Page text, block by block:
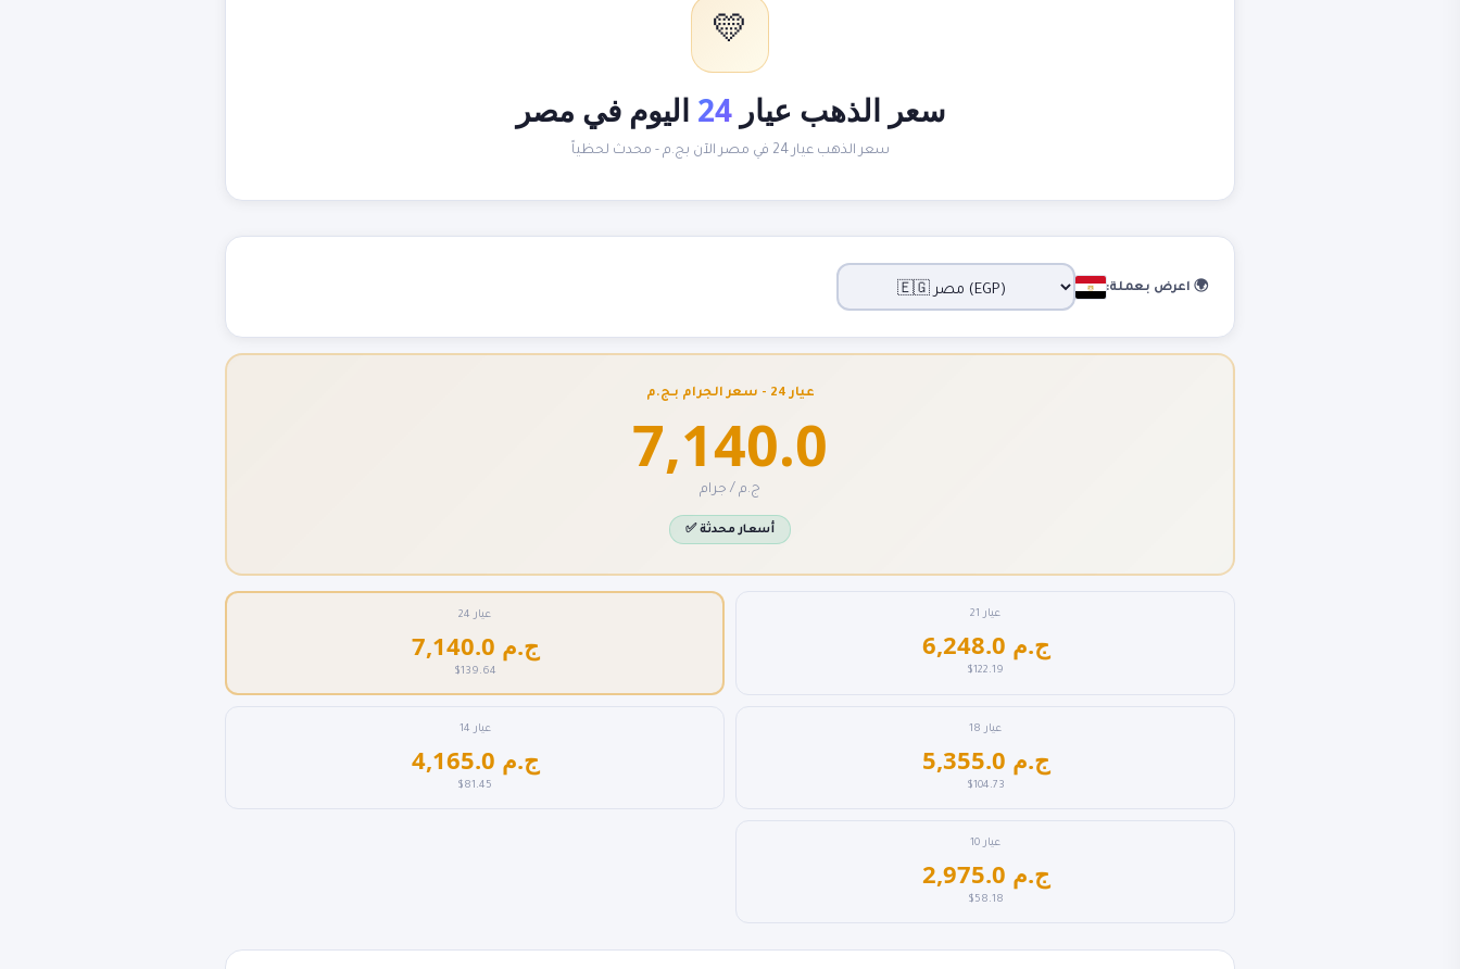
💛
سعر الذهب عيار24 اليوم في مصر
سعر الذهب عيار 24 في مصر الآن بج.م - محدث لحظياً
🌍 اعرض بعملة:
عيار 24 - سعر الجرام بـج.م
7,140.0
ج.م / جرام
✅ أسعار محدثة
عيار 21
6,248.0 ج.م
$122.19
عيار 24
7,140.0 ج.م
$139.64
عيار 18
5,355.0 ج.م
$104.73
عيار 14
4,165.0 ج.م
$81.45
عيار 10
2,975.0 ج.م
$58.18